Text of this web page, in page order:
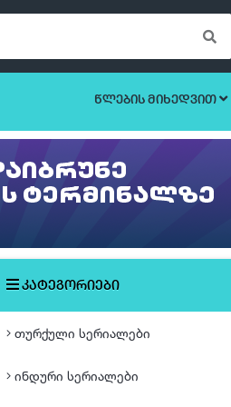
ეროტიული
მძაფრ-სიუჟეტიანი
წლების მიხედვით
კატეგორიები
თურქული სერიალები
ინდური სერიალები